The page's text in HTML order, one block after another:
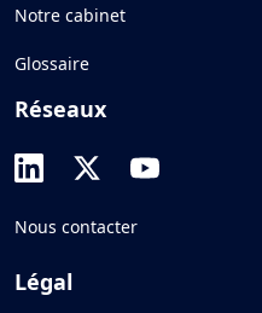
Notre cabinet
Glossaire
Réseaux
Nous contacter
Légal